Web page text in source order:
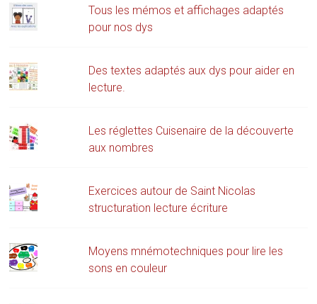
Tous les mémos et affichages adaptés
pour nos dys
Des textes adaptés aux dys pour aider en
lecture.
Les réglettes Cuisenaire de la découverte
aux nombres
Exercices autour de Saint Nicolas
structuration lecture écriture
Moyens mnémotechniques pour lire les
sons en couleur